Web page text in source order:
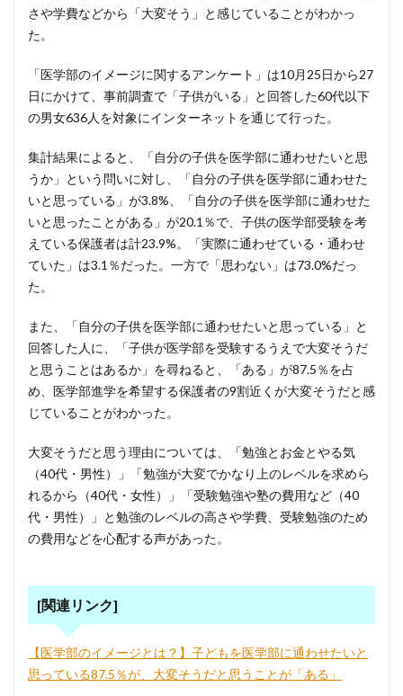
さや学費などから「大変そう」と感じていることがわかっ
た。
「医学部のイメージに関するアンケート」は10月25日から27
日にかけて、事前調査で「子供がいる」と回答した60代以下
の男女636人を対象にインターネットを通じて行った。
集計結果によると、「自分の子供を医学部に通わせたいと思
うか」という問いに対し、「自分の子供を医学部に通わせた
いと思っている」が3.8%、「自分の子供を医学部に通わせた
いと思ったことがある」が20.1％で、子供の医学部受験を考
えている保護者は計23.9%。「実際に通わせている・通わせ
ていた」は3.1％だった。一方で「思わない」は73.0%だっ
た。
また、「自分の子供を医学部に通わせたいと思っている」と
回答した人に、「子供が医学部を受験するうえで大変そうだ
と思うことはあるか」を尋ねると、「ある」が87.5％を占
め、医学部進学を希望する保護者の9割近くが大変そうだと感
じていることがわかった。
大変そうだと思う理由については、「勉強とお金とやる気
（40代・男性）」「勉強が大変でかなり上のレベルを求めら
れるから（40代・女性）」「受験勉強や塾の費用など（40
代・男性）」と勉強のレベルの高さや学費、受験勉強のため
の費用などを心配する声があった。
[関連リンク]
【医学部のイメージとは？】子どもを医学部に通わせたいと
思っている87.5％が、大変そうだと思うことが「ある」